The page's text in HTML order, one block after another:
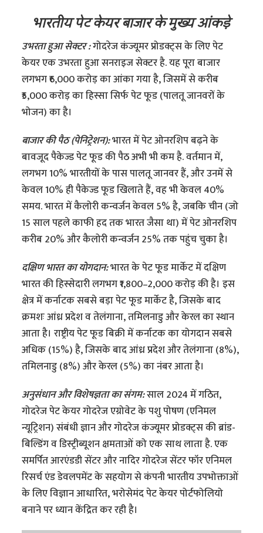
भारतीय पेट केयर बाजार के मुख्य आंकड़े
उभरता हुआ सेक्टर :गोदरेज कंज्यूमर प्रोडक्ट्स के लिए पेट
केयर एक उभरता हुआ सनराइज सेक्टर है. यह पूरा बाजार
लगभग ₹6,000 करोड़ का आंका गया है, जिसमें से करीब
₹5,000 करोड़ का हिस्सा सिर्फ पेट फूड (पालतू जानवरों के
भोजन) का है।
बाजार की पैठ (पेनिट्रेशन):भारत में पेट ओनरशिप बढ़ने के
बावजूद पैकेज्ड पेट फूड की पैठ अभी भी कम है. वर्तमान में,
लगभग 10% भारतीयों के पास पालतू जानवर हैं, और उनमें से
केवल 10% ही पैकेज्ड फूड खिलाते हैं, वह भी केवल 40%
समय. भारत में कैलोरी कन्वर्जन केवल 5% है, जबकि चीन (जो
15 साल पहले काफी हद तक भारत जैसा था) में पेट ओनरशिप
करीब 20% और कैलोरी कन्वर्जन 25% तक पहुंच चुका है।
दक्षिण भारत का योगदान:भारत के पेट फूड मार्केट में दक्षिण
भारत की हिस्सेदारी लगभग ₹1,800–2,000 करोड़ की है। इस
क्षेत्र में कर्नाटक सबसे बड़ा पेट फूड मार्केट है, जिसके बाद
क्रमशः आंध्र प्रदेश व तेलंगाना, तमिलनाडु और केरल का स्थान
आता है। राष्ट्रीय पेट फूड बिक्री में कर्नाटक का योगदान सबसे
अधिक (15%) है, जिसके बाद आंध्र प्रदेश और तेलंगाना (8%),
तमिलनाडु (8%) और केरल (5%) का नंबर आता है।
अनुसंधान और विशेषज्ञता का संगम:साल 2024 में गठित,
गोदरेज पेट केयर गोदरेज एग्रोवेट के पशु पोषण (एनिमल
न्यूट्रिशन) संबंधी ज्ञान और गोदरेज कंज्यूमर प्रोडक्ट्स की ब्रांड-
बिल्डिंग व डिस्ट्रीब्यूशन क्षमताओं को एक साथ लाता है. एक
समर्पित आरएंडडी सेंटर और नादिर गोदरेज सेंटर फॉर एनिमल
रिसर्च एंड डेवलपमेंट के सहयोग से कंपनी भारतीय उपभोक्ताओं
के लिए विज्ञान आधारित, भरोसेमंद पेट केयर पोर्टफोलियो
बनाने पर ध्यान केंद्रित कर रही है।